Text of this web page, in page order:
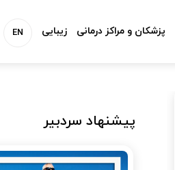
EN پزشکان و مراکز درمانی زیبایی
پیشنهاد سردبیر